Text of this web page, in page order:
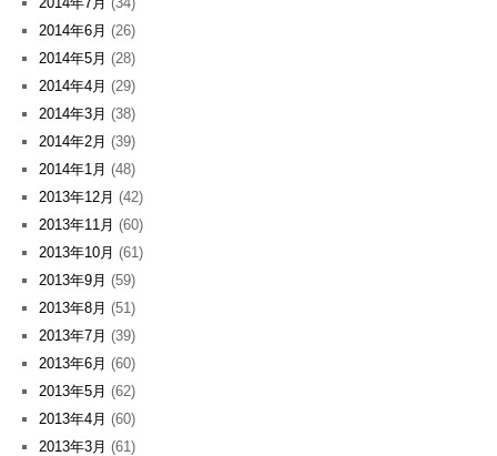
2014年6月 (26)
2014年5月 (28)
2014年4月 (29)
2014年3月 (38)
2014年2月 (39)
2014年1月 (48)
2013年12月 (42)
2013年11月 (60)
2013年10月 (61)
2013年9月 (59)
2013年8月 (51)
2013年7月 (39)
2013年6月 (60)
2013年5月 (62)
2013年4月 (60)
2013年3月 (61)